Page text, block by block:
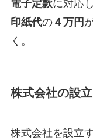
電子定款に対応
印紙代の４万円
く。
株式会社の設
株式会社を設立